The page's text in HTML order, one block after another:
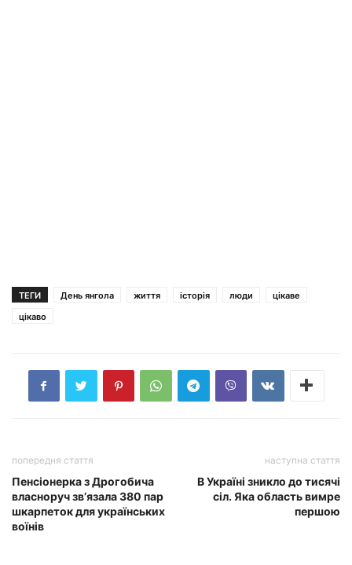
ТЕГИ День янгола життя історія люди
цікаве
цікаво
попередня стаття
Пенсіонерка з Дрогобича
власноруч зв’язала 380 пар
шкарпеток для українських
воїнів
наступна стаття
В Україні зникло до тисячі
сіл. Яка область вимре
першою